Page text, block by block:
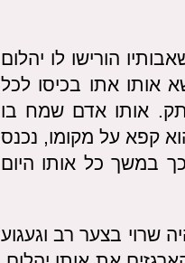
הורישו לו יהלום
אותו אתו בכיסו לכל
אותו אדם שמח בו
קפא על מקומו, נכנס
במשך כל אותו היום
שרוי בצער רב וגעגוע